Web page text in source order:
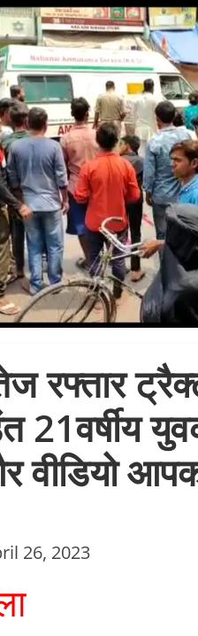
रफ्तार
21वर्षीय
वीडियो
26, 2023